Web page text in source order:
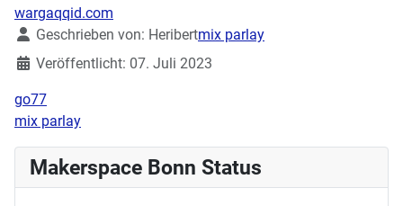
wargaqqid.com
DetailsGeschrieben von: Heribertmix parlay
Veröffentlicht: 07. Juli 2023
go77
mix parlay
Makerspace Bonn Status